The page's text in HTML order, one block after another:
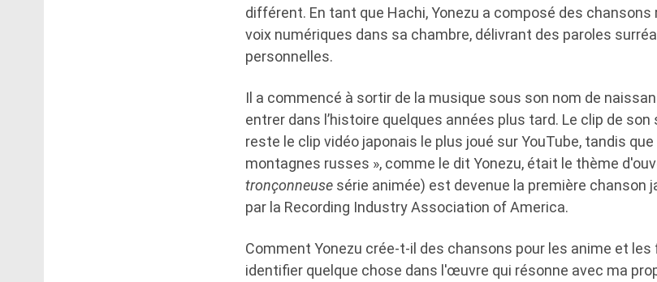
différent. En tant que Hachi, Yonezu a composé des
voix numériques dans sa chambre, délivrant des paroles
personnelles.
Il a commencé à sortir de la musique sous son nom de
entrer dans l’histoire quelques années plus tard. Le clip de son
reste le clip vidéo japonais le plus joué sur YouTube, tandis que
montagnes russes », comme le dit Yonezu, était le thème
tronçonneuse série animée) est devenue la première chanson
par la Recording Industry Association of America.
Comment Yonezu crée-t-il des chansons pour les anime et
identifier quelque chose dans l'œuvre qui résonne avec ma